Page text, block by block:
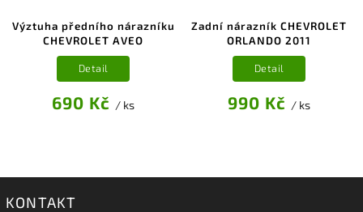
Výztuha předního nárazníku
CHEVROLET AVEO
690 Kč / ks
Detail
Zadní nárazník CHEVROLET
ORLANDO 2011
990 Kč / ks
Detail
KONTAKT